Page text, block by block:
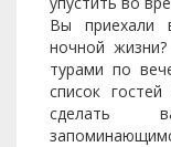
Вы приехали
ночной
турами по
список
сделать